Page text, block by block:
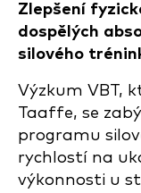
Zlepšení
dospělých
silového
Výzkum VBT,
Taaffe, se
programu
rychlostí na
výkonnosti u